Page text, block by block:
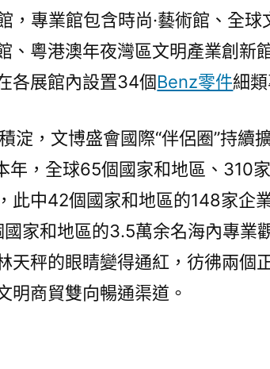
，專業館包含時尚·藝術館、全球
、粵港澳年夜灣區文明產業創新
各展館內設置34個Benz零件細
淀，文博盛會國際“伴侶圈”持續
年，全球65個國家和地區、310
此中42個國家和地區的148家企
國家和地區的3.5萬余名海內專業
天秤的眼睛變得通紅，彷彿兩個
明商貿雙向暢通渠道。